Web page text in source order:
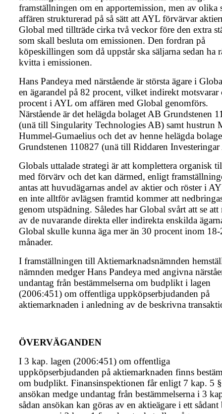
framställningen om en apportemission, men av olika
affären strukturerad på så sätt att AYL förvärvar
Global med tillträde cirka två veckor före den extra
som skall besluta om emissionen. Den fordran på
köpeskillingen som då uppstår ska säljarna sedan ha
kvitta i emissionen.
Hans Pandeya med närstående är största ägare i
en ägarandel på 82 procent, vilket indirekt motsvarar
procent i AYL om affären med Global genomförs.
Närstående är det helägda bolaget AB Grundstenen
(unä till Singularity Technologies AB) samt hustrun
Hummel-Gumaelius och det av henne helägda
Grundstenen 110827 (unä till Riddaren
Globals uttalade strategi är att komplettera organisk
med förvärv och det kan därmed, enligt
antas att huvudägarnas andel av aktier och röster i
en inte alltför avlägsen framtid kommer att
genom utspädning. Således har Global svårt att se att
av de nuvarande direkta eller indirekta enskilda
Global skulle kunna äga mer än 30 procent inom
månader.
I framställningen till Aktiemarknadsnämnden
nämnden medger Hans Pandeya med angivna
undantag från bestämmelserna om budplikt i lagen
(2006:451) om offentliga uppköpserbjudanden på
aktiemarknaden i anledning av de beskrivna
ÖVERVÄGANDEN
I 3 kap. lagen (2006:451) om offentliga
uppköpserbjudanden på aktiemarknaden finns
om budplikt. Finansinspektionen får enligt 7 kap. 5
ansökan medge undantag från bestämmelserna i 3
sådan ansökan kan göras av en aktieägare i ett sådant